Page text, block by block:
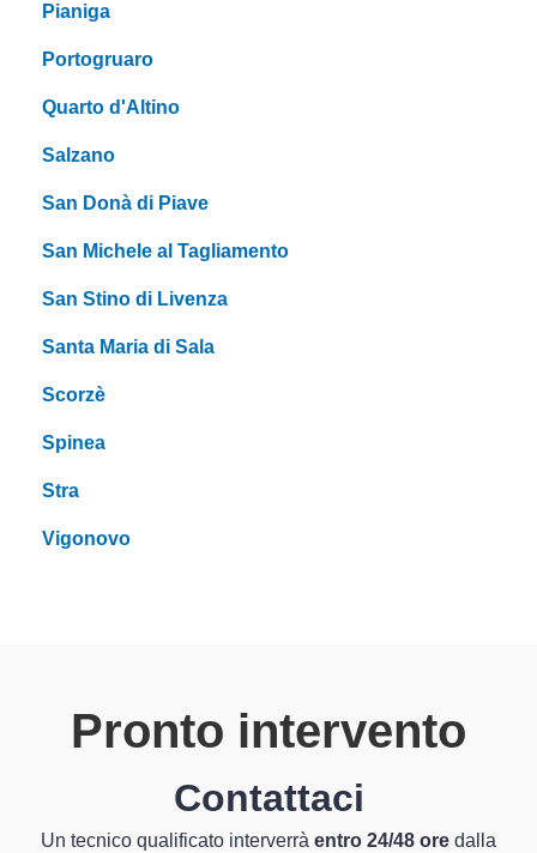
Pianiga
Portogruaro
Quarto d'Altino
Salzano
San Donà di Piave
San Michele al Tagliamento
San Stino di Livenza
Santa Maria di Sala
Scorzè
Spinea
Stra
Vigonovo
Pronto intervento
Contattaci
Un tecnico qualificato interverrà entro 24/48 ore dalla